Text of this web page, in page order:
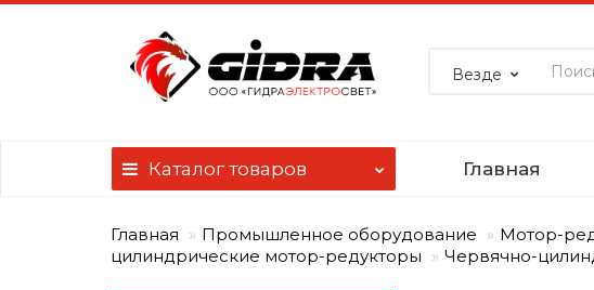
Везде
Каталогтоваров Главная
Главная Промышленное оборудование Мотор-
цилиндрические мотор-редукторы
Червячно-